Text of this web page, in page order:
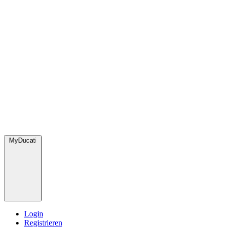
MyDucati
Login
Registrieren